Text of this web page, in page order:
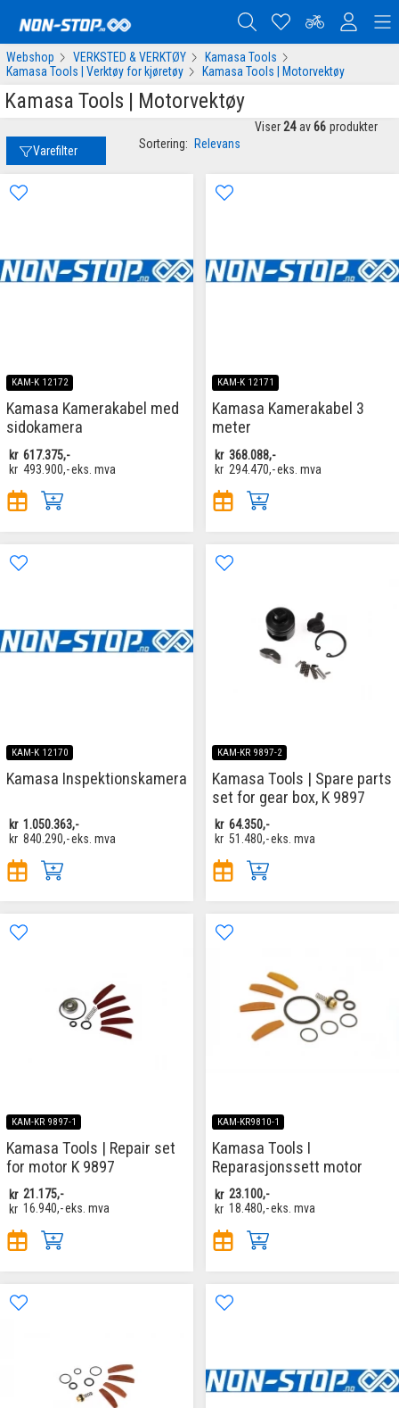
Webshop VERKSTED & VERKTØY
Kamasa Tools
Kamasa Tools | Verktøy for kjøretøy
Kamasa Tools | Motorvektøy
Kamasa Tools | Motorvektøy
Varefilter Sortering: Relevans
Viser 24 av 66 produkter
KAM-K 12172
Kamasa Kamerakabel med
sidokamera
kr 617.375,-
kr 493.900,-eks. mva
KAM-K 12171
Kamasa Kamerakabel 3
meter
kr 368.088,-
kr 294.470,-eks. mva
KAM-K 12170
Kamasa Inspektionskamera
kr 1.050.363,-
kr 840.290,-eks. mva
KAM-KR 9897-2
Kamasa Tools | Spare parts
set for gear box, K 9897
kr 64.350,-
kr 51.480,-eks. mva
KAM-KR 9897-1
Kamasa Tools | Repair set
for motor K 9897
kr 21.175,-
kr 16.940,-eks. mva
KAM-KR9810-1
Kamasa Tools I
Reparasjonssett motor
kr 23.100,-
kr 18.480,-eks. mva